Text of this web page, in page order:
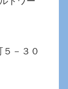
－３０